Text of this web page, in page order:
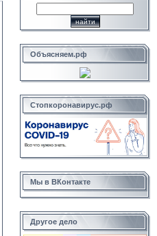
Объясняем.рф
Стопкоронавирус.рф
Мы в ВКонтакте
Другое дело